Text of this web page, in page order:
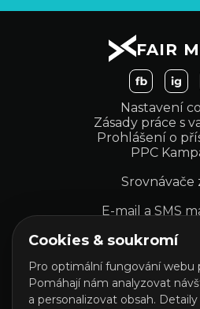
FAIR
Nastavení
Zásady práce s
Prohlášení o
PPC
Srovnávače
E-mail a SMS
Kampaně na
Obsah na
Influencer
Cookies & soukromí
Pro optimální fungování webu
Pomáhají nám analyzovat
a personalizovat obsah.